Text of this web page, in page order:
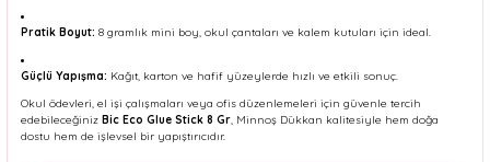
Pratik Boyut: 8 gramlık mini boy, okul çantaları ve kalem kutuları için ideal.
Güçlü Yapışma: Kağıt, karton ve hafif yüzeylerde hızlı ve etkili sonuç.
Okul ödevleri, el işi çalışmaları veya ofis düzenlemeleri için güvenle tercih
edebileceğiniz Bic Eco Glue Stick 8 Gr, Minnoş Dükkan kalitesiyle hem doğa
dostu hem de işlevsel bir yapıştırıcıdır.